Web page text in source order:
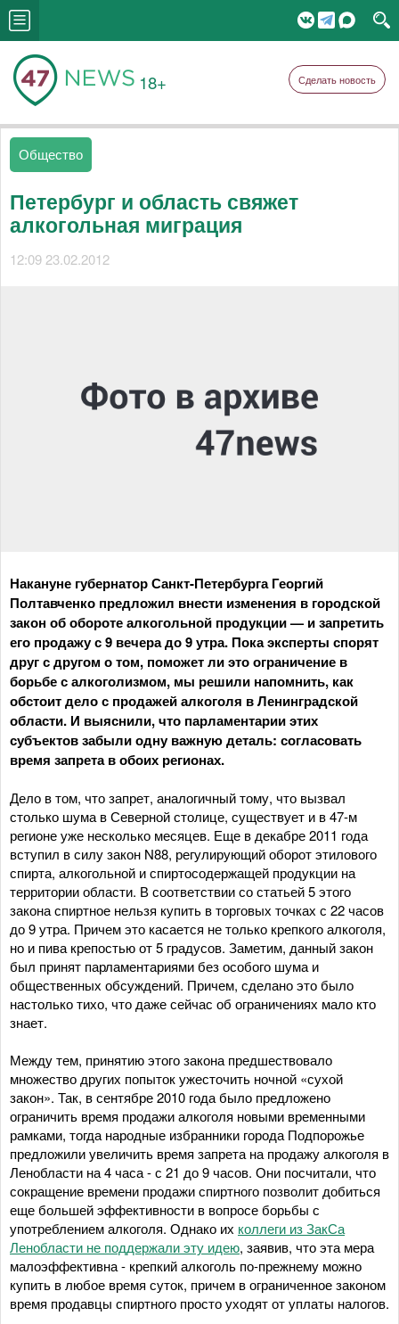
18+ Сделать новость
Общество
Петербург и область свяжет
алкогольная миграция
12:09 23.02.2012
Накануне губернатор Санкт-Петербурга Георгий
Полтавченко предложил внести изменения в городской
закон об обороте алкогольной продукции — и запретить
его продажу с 9 вечера до 9 утра. Пока эксперты спорят
друг с другом о том, поможет ли это ограничение в
борьбе с алкоголизмом, мы решили напомнить, как
обстоит дело с продажей алкоголя в Ленинградской
области. И выяснили, что парламентарии этих
субъектов забыли одну важную деталь: согласовать
время запрета в обоих регионах.
Дело в том, что запрет, аналогичный тому, что вызвал
столько шума в Северной столице, существует и в 47-м
регионе уже несколько месяцев. Еще в декабре 2011 года
вступил в силу закон N88, регулирующий оборот этилового
спирта, алкогольной и спиртосодержащей продукции на
территории области. В соответствии со статьей 5 этого
закона спиртное нельзя купить в торговых точках с 22 часов
до 9 утра. Причем это касается не только крепкого алкоголя,
но и пива крепостью от 5 градусов. Заметим, данный закон
был принят парламентариями без особого шума и
общественных обсуждений. Причем, сделано это было
настолько тихо, что даже сейчас об ограничениях мало кто
знает.
Между тем, принятию этого закона предшествовало
множество других попыток ужесточить ночной «сухой
закон». Так, в сентябре 2010 года было предложено
ограничить время продажи алкоголя новыми временными
рамками, тогда народные избранники города Подпорожье
предложили увеличить время запрета на продажу алкоголя в
Ленобласти на 4 часа - с 21 до 9 часов. Они посчитали, что
сокращение времени продажи спиртного позволит добиться
еще большей эффективности в вопросе борьбы с
употреблением алкоголя. Однако их коллеги из ЗакСа
Ленобласти не поддержали эту идею, заявив, что эта мера
малоэффективна - крепкий алкоголь по-прежнему можно
купить в любое время суток, причем в ограниченное законом
время продавцы спиртного просто уходят от уплаты налогов.